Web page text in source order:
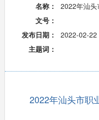
名称：
2022年汕
文号：
发布日期：
2022-02-22
主题词：
2022年汕头市职